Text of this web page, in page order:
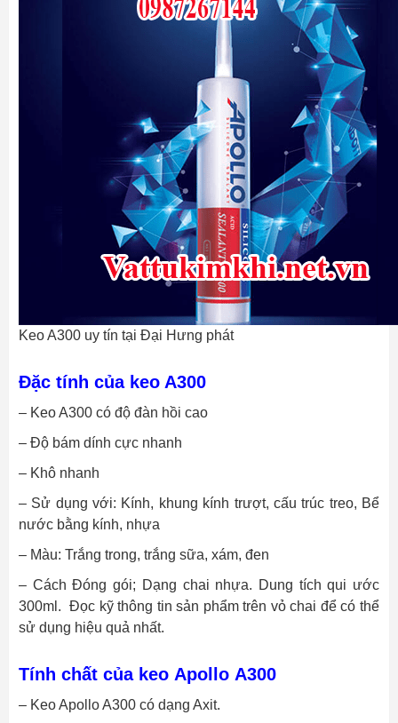
Keo A300 uy tín tại Đại Hưng phát
Đặc tính của keo A300
– Keo A300 có độ đàn hồi cao
– Độ bám dính cực nhanh
– Khô nhanh
– Sử dụng với: Kính, khung kính trượt, cấu trúc treo, Bể
nước bằng kính, nhựa
– Màu: Trắng trong, trắng sữa, xám, đen
– Cách Đóng gói; Dạng chai nhựa. Dung tích qui ước
300ml. Đọc kỹ thông tin sản phẩm trên vỏ chai để có thể
sử dụng hiệu quả nhất.
Tính chất của keo Apollo A300
– Keo Apollo A300 có dạng Axit.